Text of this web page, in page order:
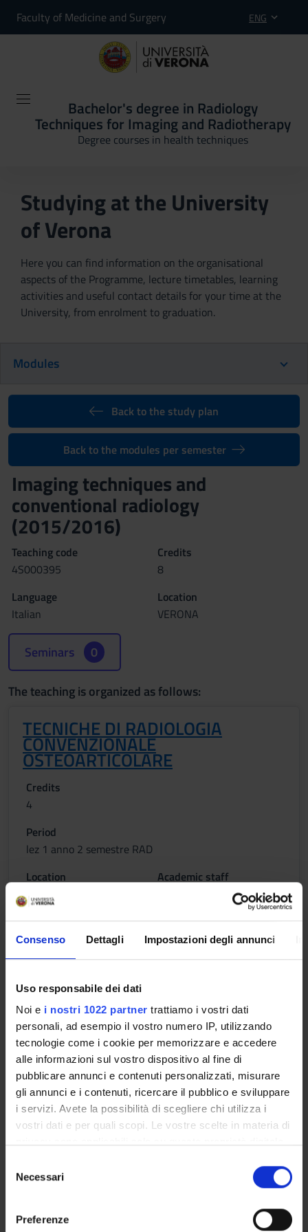
Consenso Dettagli Impostazioni degli annunci
Uso responsabile dei dati
Noi e i nostri 1022 partner trattiamo i vostri dati
personali, ad esempio il vostro numero IP, utilizzando
tecnologie come i cookie per memorizzare e accedere
alle informazioni sul vostro dispositivo al fine di
pubblicare annunci e contenuti personalizzati, misurare
gli annunci e i contenuti, ricercare il pubblico e sviluppare
i servizi. Avete la possibilità di scegliere chi utilizza i
vostri dati e per quali scopi. Le vostre scelte in materia di
modificare o revocare il proprio consenso in qualsiasi
momento dalla Dichiarazione sui cookie o facendo clic
Necessari
Preferenze
Faculty of Medicine and Surgery ENG
Bachelor's degree in Radiology
Techniques for Imaging and Radiotherapy
Degree courses in health techniques
Studying at the University
of Verona
Here you can find information on the organisational
aspects of the Programme, lecture timetables, learning
activities and useful contact details for your time at the
University, from enrolment to graduation.
Modules
Back to the study plan
Back to the modules per semester
Imaging techniques and
conventional radiology
(2015/2016)
Teaching code
4S000395
Credits
8
Language
Italian
Location
VERONA
Seminars 0
The teaching is organized as follows:
TECNICHE DI RADIOLOGIA
CONVENZIONALE
OSTEOARTICOLARE
Credits
4
Period
lez 1 anno 2 semestre RAD
Location
VERONA
Academic staff
INTERPRETAZIONE ANATOMICA
Credits
2
Period
lez 1 anno 2 semestre RAD
Location
VERONA
Academic staff
Ghassan El Dalati
RADIOLOGIA
Credits